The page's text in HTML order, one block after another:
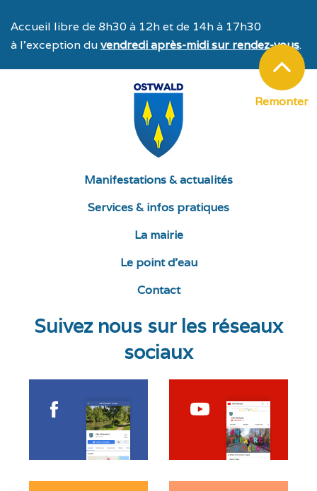
Accueil libre de 8h30 à 12h et de 14h à 17h30
à l’exception duvendredi après-midi sur rendez-vous.
Remonter
Manifestations & actualités
Services & infos pratiques
La mairie
Le point d’eau
Contact
Suivez nous sur les réseaux
sociaux